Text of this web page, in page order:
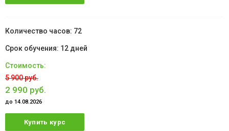
72
12 дней
5 900 руб.
2 990 руб.
до 14.08.2026
Купить курс